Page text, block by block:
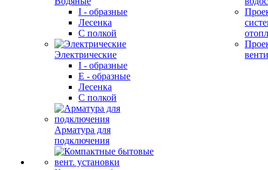
I - образные
Лесенка
С полкой
Электрические
I - образные
E - образные
Лесенка
С полкой
Арматура для
подключения